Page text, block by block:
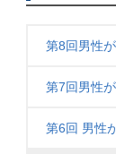
第8回男性
第7回男性
第6回 男性